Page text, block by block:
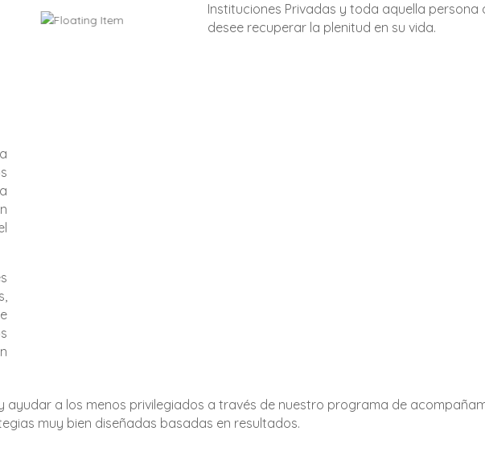
Instituciones Privadas y toda aquella persona
desee recuperar la plenitud en su vida.
ayudar a los menos privilegiados a través de nuestro programa de
muy bien diseñadas basadas en resultados.